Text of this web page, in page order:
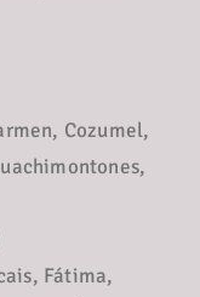
Cozumel,
Fátima,